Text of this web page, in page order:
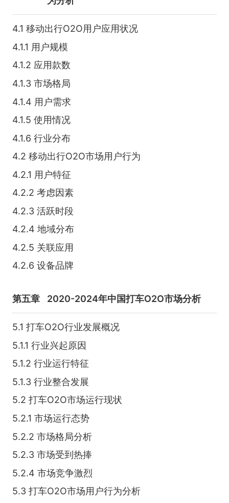
4.1 移动出行O2O用户应用状况
4.1.1 用户规模
4.1.2 应用款数
4.1.3 市场格局
4.1.4 用户需求
4.1.5 使用情况
4.1.6 行业分布
4.2 移动出行O2O市场用户行为
4.2.1 用户特征
4.2.2 考虑因素
4.2.3 活跃时段
4.2.4 地域分布
4.2.5 关联应用
4.2.6 设备品牌
第五章 2020-2024年中国打车O2O市场分析
5.1 打车O2O行业发展概况
5.1.1 行业兴起原因
5.1.2 行业运行特征
5.1.3 行业整合发展
5.2 打车O2O市场运行现状
5.2.1 市场运行态势
5.2.2 市场格局分析
5.2.3 市场受到热捧
5.2.4 市场竞争激烈
5.3 打车O2O市场用户行为分析